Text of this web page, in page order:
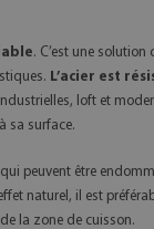
. C’est une
L’acier est
loft et
sa surface.
peuvent être
naturel, il est
la zone de cuisson.